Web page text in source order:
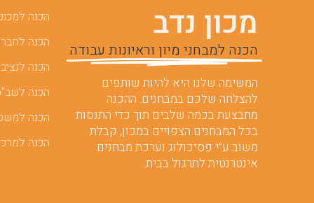
מכון נדב
הכנה למבחני מיון וראיונות עבודה
המשימה שלנו היא להיות שותפים
להצלחה שלכם במבחנים. ההכנה
מתבצעת בכמה שלבים תוך כדי התנסות
בכל המבחנים הצפויים במכון, קבלת
משוב ע”י פסיכולוג וערכת מבחנים
אינטרנטית לתרגול בבית.
הכנה
הכנה
הכנה
הכנה
הכנה
הכנה